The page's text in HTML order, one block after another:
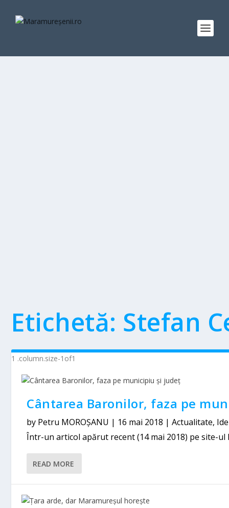
Etichetă: Stefan
Cântarea Baronilor, faza pe
by Petru MOROȘANU | 16 mai 2018 |Actualitate,
Într-un articol apărut recent (14 mai 2018) pe site-ul
READ MORE